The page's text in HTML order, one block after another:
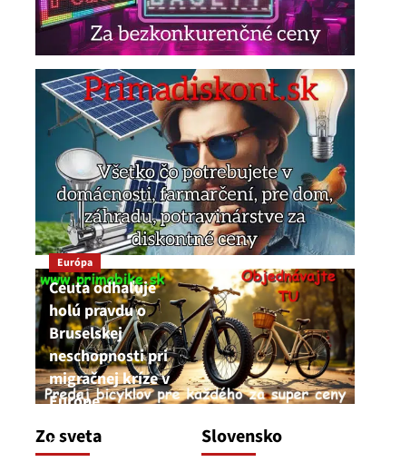
Zo sveta
Európa
Ceuta odhaľuje
holú pravdu o
Bruselskej
neschopnosti pri
migračnej kríze v
Európe
5. augusta 2026
Slovensko